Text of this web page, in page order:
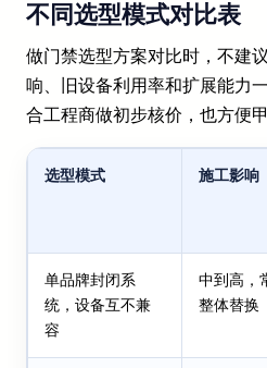
不同选型模式对比表
做门禁选型方案对比时，不建
响、旧设备利用率和扩展能力
合工程商做初步核价，也方便
选型模式 施工影响
单品牌封闭系
统，设备互不兼
容
中到高，
整体替换